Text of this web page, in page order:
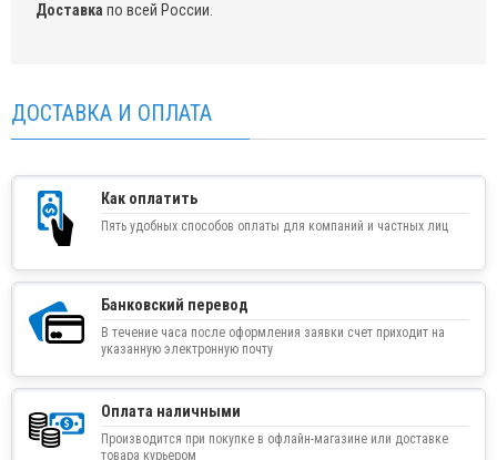
Доставка по всей России.
ДОСТАВКА И ОПЛАТА
Как оплатить
Пять удобных способов оплаты для компаний и частных лиц
Банковский перевод
В течение часа после оформления заявки счет приходит на
указанную электронную почту
Оплата наличными
Производится при покупке в офлайн-магазине или доставке
товара курьером